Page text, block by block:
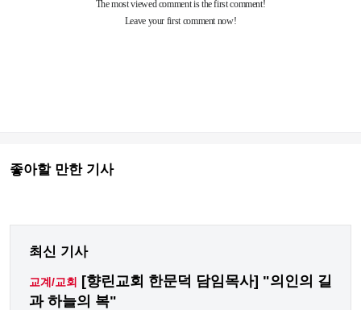
좋아할 만한 기사
최신 기사
교계/교회 [향린교회 한문덕 담임목사] "의인의 길
과 하늘의 복"